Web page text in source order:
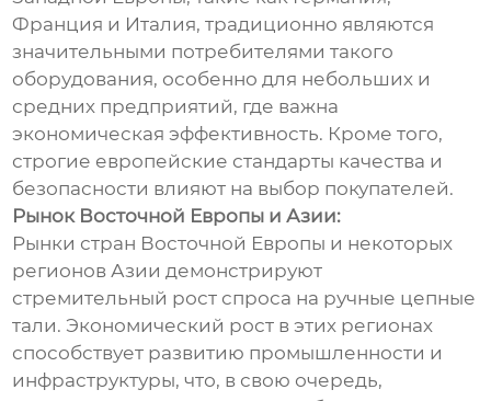
Франция и Италия, традиционно являются
значительными потребителями такого
оборудования, особенно для небольших и
средних предприятий, где важна
экономическая эффективность. Кроме того,
строгие европейские стандарты качества и
безопасности влияют на выбор покупателей.
Рынок Восточной Европы и Азии:
Рынки стран Восточной Европы и некоторых
регионов Азии демонстрируют
стремительный рост спроса на ручные цепные
тали. Экономический рост в этих регионах
способствует развитию промышленности и
инфраструктуры, что, в свою очередь,